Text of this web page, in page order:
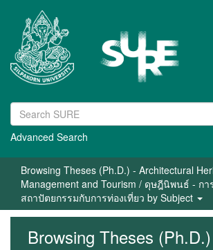
Advanced Search
Browsing Theses (Ph.D.) - Architectural
Management and Tourism / ดุษฎีนิพนธ์ - ก
สถาปัตยกรรมกับการท่องเที่ยว by Subject
Browsing Theses